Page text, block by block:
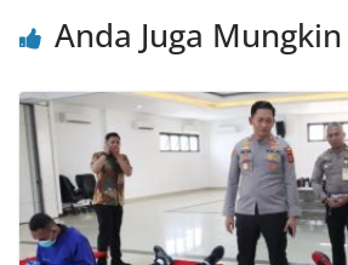
Anda Juga Mungkin